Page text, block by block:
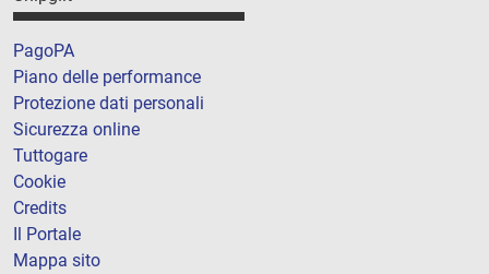
PagoPA
Piano delle performance
Protezione dati personali
Sicurezza online
Tuttogare
Cookie
Credits
Il Portale
Mappa sito